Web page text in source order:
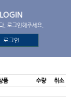
LOGIN
. 로그인해주세요.
로그인
품 수량 취소